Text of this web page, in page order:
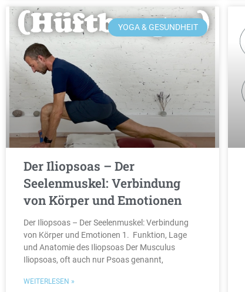
YOGA & GESUNDHEIT
Der Iliopsoas – Der
Seelenmuskel: Verbindung
von Körper und Emotionen
Der Iliopsoas – Der Seelenmuskel: Verbindung
von Körper und Emotionen 1. Funktion, Lage
und Anatomie des Iliopsoas Der Musculus
Iliopsoas, oft auch nur Psoas genannt,
WEITERLESEN »